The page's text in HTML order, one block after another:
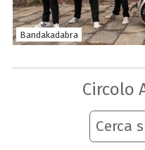
Bandakadabra
Circolo
Cerca